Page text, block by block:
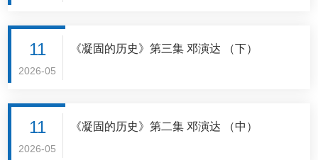
11
2026-05
《凝固的历史》第三集 邓演达 （下）
11
2026-05
《凝固的历史》第二集 邓演达 （中）